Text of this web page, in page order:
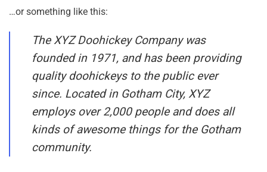
…or something like this:
The XYZ Doohickey Company was
founded in 1971, and has been providing
quality doohickeys to the public ever
since. Located in Gotham City, XYZ
employs over 2,000 people and does all
kinds of awesome things for the Gotham
community.